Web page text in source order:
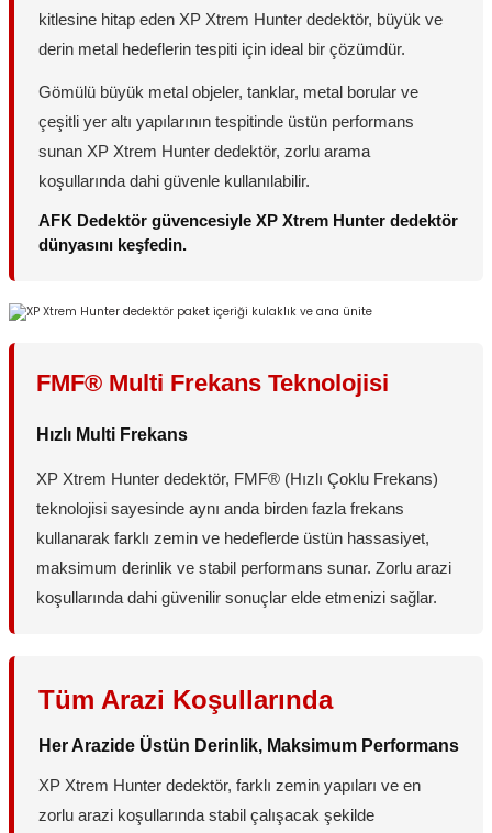
kitlesine hitap eden XP Xtrem Hunter dedektör, büyük ve
derin metal hedeflerin tespiti için ideal bir çözümdür.
Gömülü büyük metal objeler, tanklar, metal borular ve
çeşitli yer altı yapılarının tespitinde üstün performans
sunan XP Xtrem Hunter dedektör, zorlu arama
koşullarında dahi güvenle kullanılabilir.
AFK Dedektör güvencesiyle XP Xtrem Hunter dedektör
dünyasını keşfedin.
FMF® Multi Frekans Teknolojisi
Hızlı Multi Frekans
XP Xtrem Hunter dedektör, FMF® (Hızlı Çoklu Frekans)
teknolojisi sayesinde aynı anda birden fazla frekans
kullanarak farklı zemin ve hedeflerde üstün hassasiyet,
maksimum derinlik ve stabil performans sunar. Zorlu arazi
koşullarında dahi güvenilir sonuçlar elde etmenizi sağlar.
Tüm Arazi Koşullarında
Her Arazide Üstün Derinlik, Maksimum Performans
XP Xtrem Hunter dedektör, farklı zemin yapıları ve en
zorlu arazi koşullarında stabil çalışacak şekilde